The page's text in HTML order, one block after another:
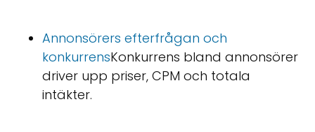
Annonsörers efterfrågan och
konkurrensKonkurrens bland annonsörer
driver upp priser, CPM och totala
intäkter.